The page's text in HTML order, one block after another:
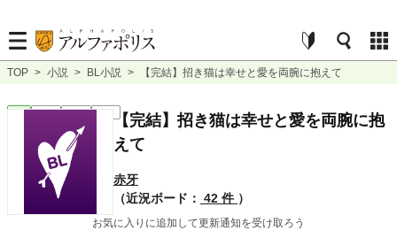
TOP > 小説 > BL小説 > 【完結】招き猫は幸せと愛を両腕に抱えて
BL 完結 長編
【完結】招き猫は幸せと愛を両腕に抱
えて
赤牙
（近況ボード： 42 件 ）
お気に入りに追加して更新通知を受け取ろう